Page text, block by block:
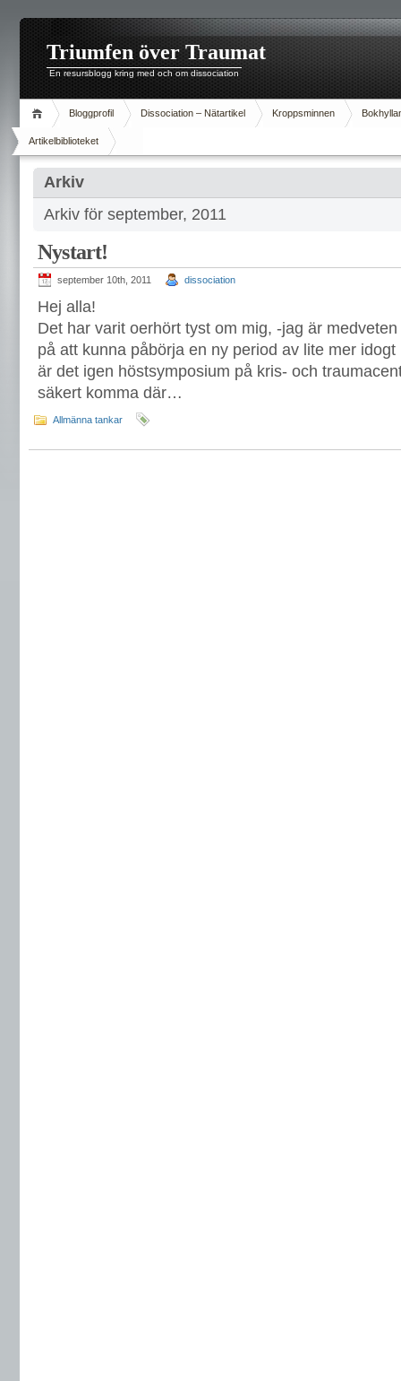
Triumfen över Traumat
En resursblogg kring med och om dissociation
Bloggprofil Dissociation – Nätartikel Kroppsminnen
Artikelbiblioteket
Arkiv
Arkiv för september, 2011
Nystart!
september 10th, 2011 dissociation
Hej alla!
Det har varit oerhört tyst om mig, -jag är
på att kunna påbörja en ny period av lite mer
är det igen höstsymposium på kris- och
säkert komma där…
Allmänna tankar